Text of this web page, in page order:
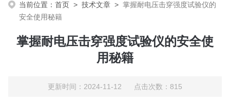
当前位置：首页 >技术文章 >掌握耐电压击穿强度试验仪的
安全使用秘籍
掌握耐电压击穿强度试验仪的安全使
用秘籍
更新时间：2024-11-12 点击次数：815